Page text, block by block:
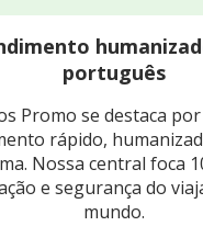
português
Promo se destaca
rápido,
Nossa central foca
e segurança do
mundo.